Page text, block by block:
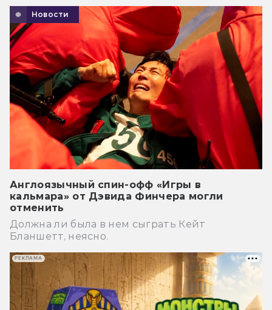
Новости
Англоязычный спин-офф «Игры в
кальмара» от Дэвида Финчера могли
отменить
Должна ли была в нем сыграть Кейт
Бланшетт, неясно.
РЕКЛАМА